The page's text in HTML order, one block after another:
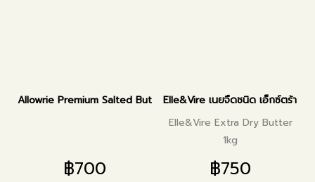
Allowrie Premium Salted Butter 2kg
฿700
Elle&Vire เนยจืดชนิด เอ็กซ์ตร้า ดร
Elle&Vire Extra Dry Butter
1kg
฿750